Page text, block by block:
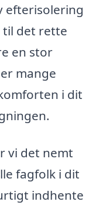
efterisolering
til det rette
en stor
mange
i dit
vi det nemt
fagfolk i dit
indhente